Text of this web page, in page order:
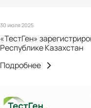
30 июля 2025
«ТестГен»
Республике Казахстан
Подробнее